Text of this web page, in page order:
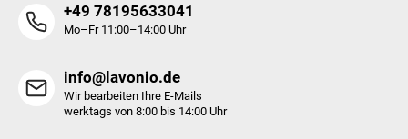
+49 78195633041
Mo–Fr 11:00–14:00 Uhr
info@lavonio.de
Wir bearbeiten Ihre E-Mails
werktags von 8:00 bis 14:00 Uhr